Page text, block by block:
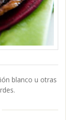
blanco u otras